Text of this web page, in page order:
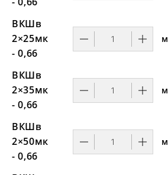
ВКШв
2×25мк
- 0,66
м
ВКШв
2×35мк
- 0,66
м
ВКШв
2×50мк
- 0,66
м